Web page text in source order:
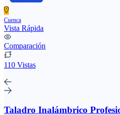
Cuenca
Vista Rápida
Comparación
110 Vistas
Taladro Inalámbrico